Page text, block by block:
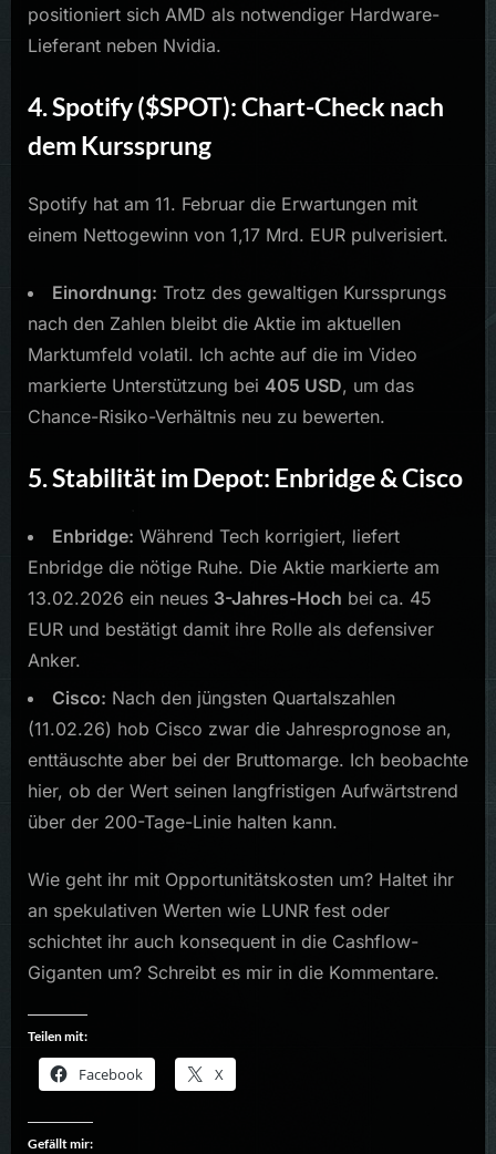
positioniert sich AMD als notwendiger Hardware-
Lieferant neben Nvidia.
4. Spotify ($SPOT): Chart-Check nach
dem Kurssprung
Spotify hat am 11. Februar die Erwartungen mit
einem Nettogewinn von 1,17 Mrd. EUR pulverisiert.
Einordnung: Trotz des gewaltigen Kurssprungs
nach den Zahlen bleibt die Aktie im aktuellen
Marktumfeld volatil. Ich achte auf die im Video
markierte Unterstützung bei 405 USD, um das
Chance-Risiko-Verhältnis neu zu bewerten.
5. Stabilität im Depot: Enbridge & Cisco
Enbridge: Während Tech korrigiert, liefert
Enbridge die nötige Ruhe. Die Aktie markierte am
13.02.2026 ein neues 3-Jahres-Hoch bei ca. 45
EUR und bestätigt damit ihre Rolle als defensiver
Anker.
Cisco: Nach den jüngsten Quartalszahlen
(11.02.26) hob Cisco zwar die Jahresprognose an,
enttäuschte aber bei der Bruttomarge. Ich beobachte
hier, ob der Wert seinen langfristigen Aufwärtstrend
über der 200-Tage-Linie halten kann.
Wie geht ihr mit Opportunitätskosten um? Haltet ihr
an spekulativen Werten wie LUNR fest oder
schichtet ihr auch konsequent in die Cashflow-
Giganten um? Schreibt es mir in die Kommentare.
Teilen mit:
Facebook X
Gefällt mir: